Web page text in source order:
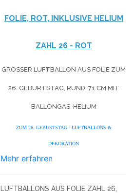
OLIE, ROT, INKLUSIVE HELIUM
ZAHL 26 - ROT
GROSSER LUFTBALLON AUS FOLIE ZUM 2
6. GEBURTSTAG, RUND, 71 CM MIT B
ALLONGAS-HELIUM
ZUM 26. GEBURTSTAG - LUFTBALLONS &
DEKORATION
Mehr erfahren
LUFTBALLONS AUS FOLIE ZAHL 26,